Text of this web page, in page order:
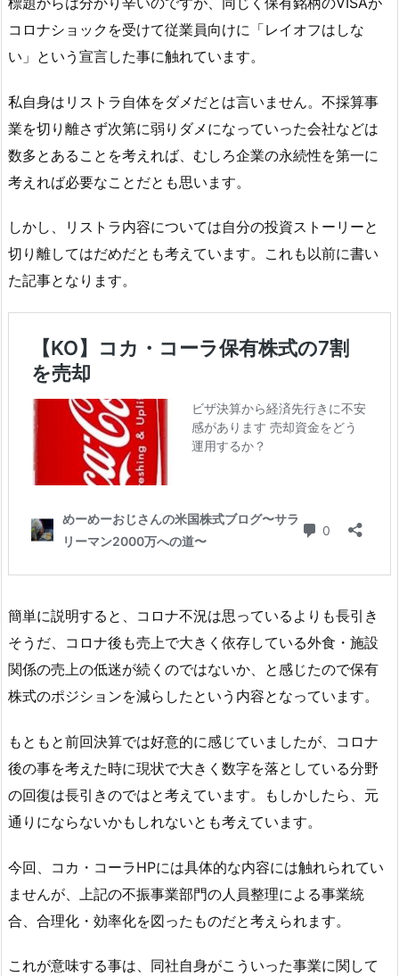
コロナショックを受けて従業員向けに「レイオフはしな
い」という宣言した事に触れています。
私自身はリストラ自体をダメだとは言いません。不採算事
業を切り離さず次第に弱りダメになっていった会社などは
数多とあることを考えれば、むしろ企業の永続性を第一に
考えれば必要なことだとも思います。
しかし、リストラ内容については自分の投資ストーリーと
切り離してはだめだとも考えています。これも以前に書い
た記事となります。
簡単に説明すると、コロナ不況は思っているよりも長引き
そうだ、コロナ後も売上で大きく依存している外食・施設
関係の売上の低迷が続くのではないか、と感じたので保有
株式のポジションを減らしたという内容となっています。
もともと前回決算では好意的に感じていましたが、コロナ
後の事を考えた時に現状で大きく数字を落としている分野
の回復は長引きのではと考えています。もしかしたら、元
通りにならないかもしれないとも考えています。
今回、コカ・コーラHPには具体的な内容には触れられてい
ませんが、上記の不振事業部門の人員整理による事業統
合、合理化・効率化を図ったものだと考えられます。
これが意味する事は、同社自身がこういった事業に関して